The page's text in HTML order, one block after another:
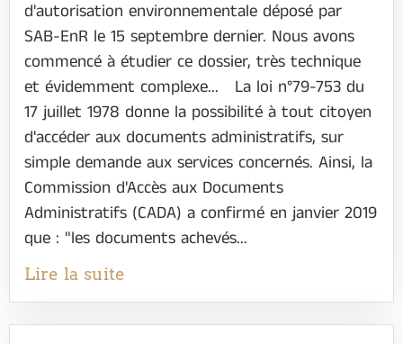
d'autorisation environnementale déposé par
SAB-EnR le 15 septembre dernier. Nous avons
commencé à étudier ce dossier, très technique
et évidemment complexe... La loi n°79-753 du
17 juillet 1978 donne la possibilité à tout citoyen
d'accéder aux documents administratifs, sur
simple demande aux services concernés. Ainsi, la
Commission d'Accès aux Documents
Administratifs (CADA) a confirmé en janvier 2019
que : "les documents achevés...
Lire la suite